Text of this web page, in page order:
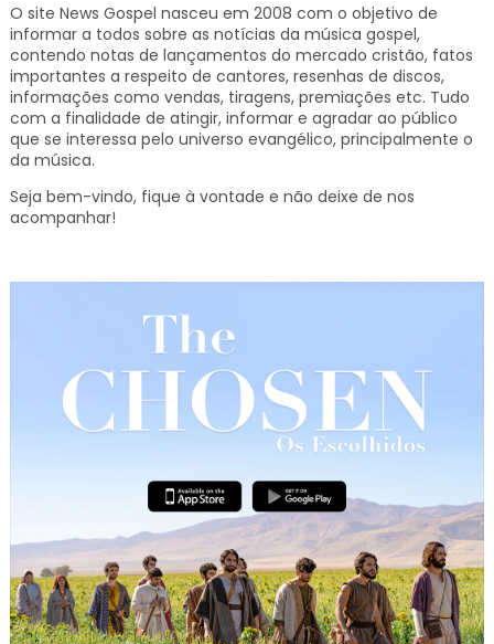
O site News Gospel nasceu em 2008 com o objetivo de
informar a todos sobre as notícias da música gospel,
contendo notas de lançamentos do mercado cristão, fatos
importantes a respeito de cantores, resenhas de discos,
informações como vendas, tiragens, premiações etc. Tudo
com a finalidade de atingir, informar e agradar ao público
que se interessa pelo universo evangélico, principalmente o
da música.
Seja bem-vindo, fique à vontade e não deixe de nos
acompanhar!